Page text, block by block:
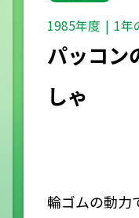
1985年度 1年
パッコン
しゃ
輪ゴムの動力